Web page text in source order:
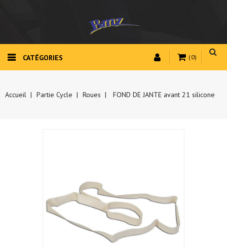
(0)
CATÉGORIES
Accueil Partie Cycle Roues FOND DE JANTE avant 21 silicone